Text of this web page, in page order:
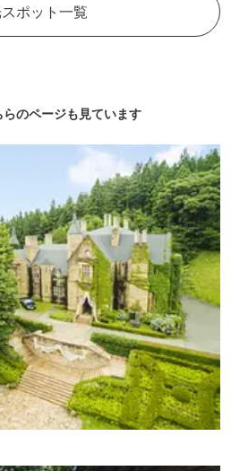
ポット一覧
のページも見ています